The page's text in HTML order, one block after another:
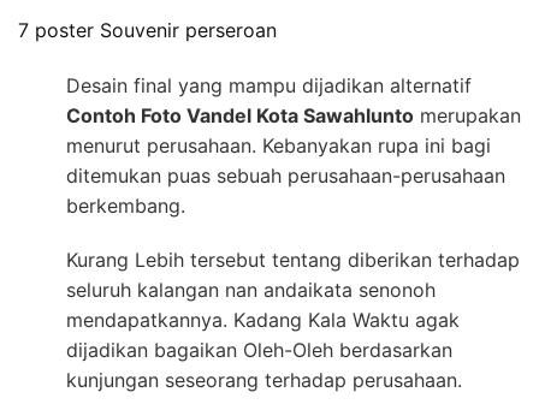
7 poster Souvenir perseroan
Desain final yang mampu dijadikan alternatif
Contoh Foto Vandel Kota Sawahlunto merupakan
menurut perusahaan. Kebanyakan rupa ini bagi
ditemukan puas sebuah perusahaan-perusahaan
berkembang.
Kurang Lebih tersebut tentang diberikan terhadap
seluruh kalangan nan andaikata senonoh
mendapatkannya. Kadang Kala Waktu agak
dijadikan bagaikan Oleh-Oleh berdasarkan
kunjungan seseorang terhadap perusahaan.